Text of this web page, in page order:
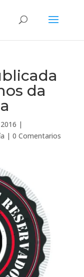
da
|
| 0 Comentarios